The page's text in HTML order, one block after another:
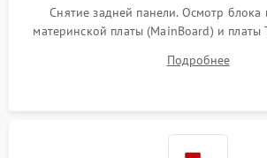
Снятие задней панели. Осмотр блока
материнской платы (MainBoard) и платы
Проверка надежности фиксации и
Подробнее